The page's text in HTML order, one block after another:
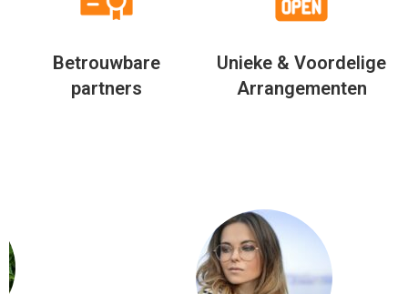
Betrouwbare
partners
Unieke & Voordelige
Arrangementen